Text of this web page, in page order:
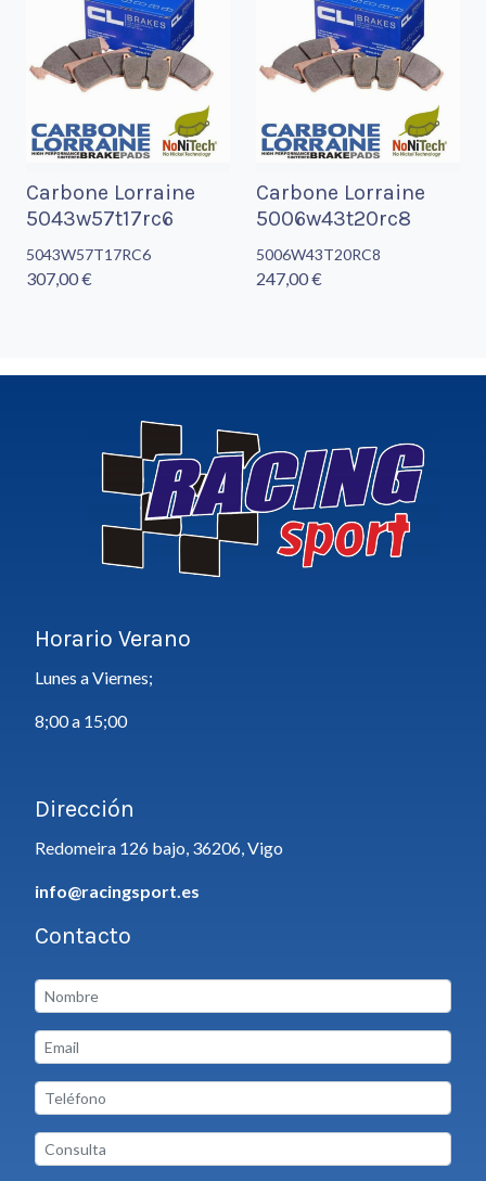
Carbone Lorraine
5043w57t17rc6
5043W57T17RC6
307,00 €
Carbone Lorraine
5006w43t20rc8
5006W43T20RC8
247,00 €
Horario Verano
Lunes a Viernes;
8;00 a 15;00
Dirección
Redomeira 126 bajo, 36206, Vigo
info@racingsport.es
Contacto